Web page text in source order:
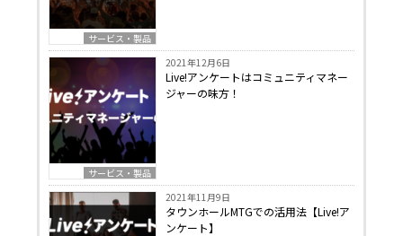
サービス・製品
サービス・製品
2021年12月6日
Live!アンケートはコミュニティマネー
ジャーの味方！
2021年11月9日
タウンホールMTGでの活用法【Live!ア
ンケート】